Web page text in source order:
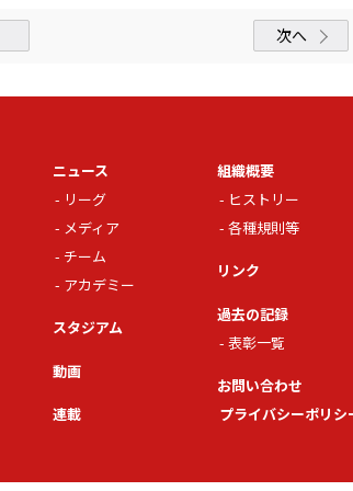
次へ
ニュース
リーグ
メディア
チーム
アカデミー
スタジアム
動画
連載
組織概要
ヒストリー
各種規則等
リンク
過去の記録
表彰一覧
お問い合わせ
プライバシーポリシ